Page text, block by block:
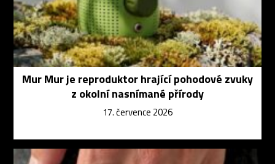
Mur Mur je reproduktor hrající pohodové zvuky
z okolní nasnímané přírody
17. července 2026